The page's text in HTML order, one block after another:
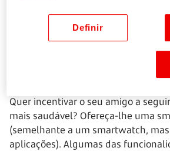
cabazes repletos de iguarias, desde
enchidos e doces, que prometem
3. Smartband: para o amigo que
Quer incentivar o seu amigo a
mais saudável? Ofereça-lhe uma
(semelhante a um smartwatch,
aplicações). Algumas das
Definir